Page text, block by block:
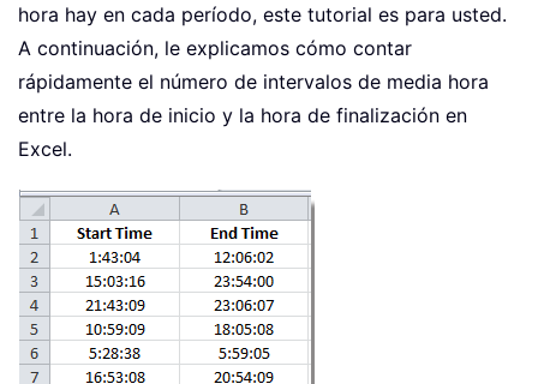
hora hay en cada período, este tutorial es para usted.
A continuación, le explicamos cómo contar
rápidamente el número de intervalos de media hora
entre la hora de inicio y la hora de finalización en
Excel.